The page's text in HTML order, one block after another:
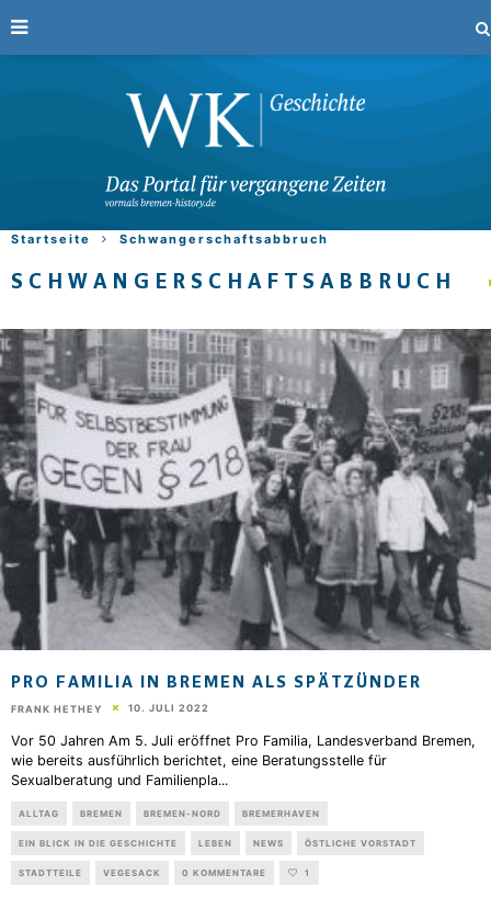
Startseite Schwangerschaftsabbruch
SCHWANGERSCHAFTSABBRUCH
PRO FAMILIA IN BREMEN ALS SPÄTZÜNDER
FRANK HETHEY 10. JULI 2022
Vor 50 Jahren Am 5. Juli eröffnet Pro Familia, Landesverband Bremen,
wie bereits ausführlich berichtet, eine Beratungsstelle für
Sexualberatung und Familienpla...
ALLTAG BREMEN BREMEN-NORD BREMERHAVEN
EIN BLICK IN DIE GESCHICHTE LEBEN NEWS ÖSTLICHE VORSTADT
STADTTEILE VEGESACK 0 KOMMENTARE 1